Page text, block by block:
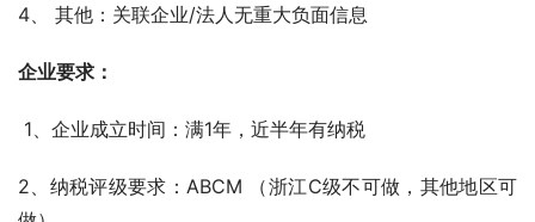
4、 其他：关联企业/法人无重大负面信息
企业要求：
1、企业成立时间：满1年，近半年有纳税
2、纳税评级要求：ABCM （浙江C级不可做，其他地区可